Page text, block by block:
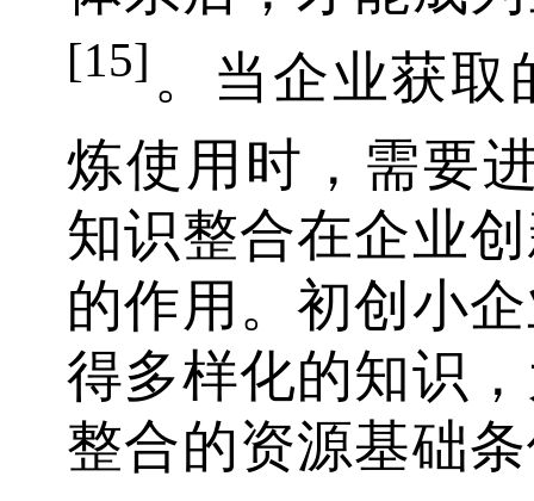
[15] 。当企业获取
炼使用时，需要
知识整合在企业
的作用。初创小
得多样化的知识
整合的资源基础